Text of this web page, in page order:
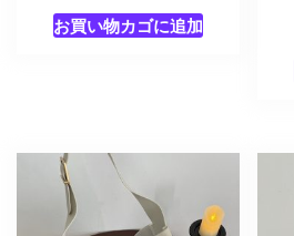
お買い物カゴに追加